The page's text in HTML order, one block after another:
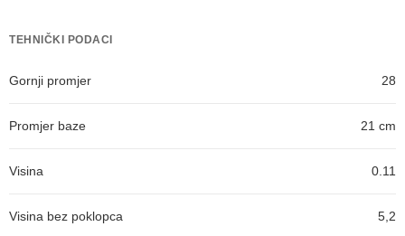
TEHNIČKI PODACI
Gornji promjer 28
Promjer baze 21 cm
Visina 0.11
Visina bez poklopca 5,2